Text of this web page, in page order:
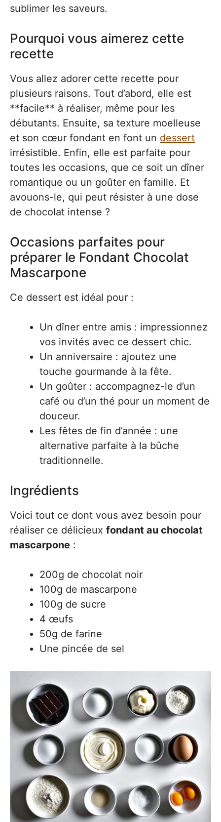
sublimer les saveurs.
Pourquoi vous aimerez cette
recette
Vous allez adorer cette recette pour
plusieurs raisons. Tout d’abord, elle est
**facile** à réaliser, même pour les
débutants. Ensuite, sa texture moelleuse
et son cœur fondant en font un dessert
irrésistible. Enfin, elle est parfaite pour
toutes les occasions, que ce soit un dîner
romantique ou un goûter en famille. Et
avouons-le, qui peut résister à une dose
de chocolat intense ?
Occasions parfaites pour
préparer le Fondant Chocolat
Mascarpone
Ce dessert est idéal pour :
Un dîner entre amis : impressionnez
vos invités avec ce dessert chic.
Un anniversaire : ajoutez une
touche gourmande à la fête.
Un goûter : accompagnez-le d’un
café ou d’un thé pour un moment de
douceur.
Les fêtes de fin d’année : une
alternative parfaite à la bûche
traditionnelle.
Ingrédients
Voici tout ce dont vous avez besoin pour
réaliser ce délicieux fondant au chocolat
mascarpone :
200g de chocolat noir
100g de mascarpone
100g de sucre
4 œufs
50g de farine
Une pincée de sel